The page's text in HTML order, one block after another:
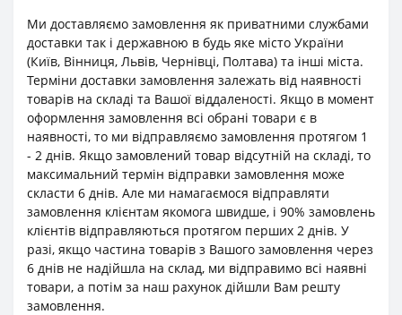
Ми доставляємо замовлення як приватними службами
доставки так і державною в будь яке місто України
(Київ, Вінниця, Львів, Чернівці, Полтава) та інші міста.
Терміни доставки замовлення залежать від наявності
товарів на складі та Вашої віддаленості. Якщо в момент
оформлення замовлення всі обрані товари є в
наявності, то ми відправляємо замовлення протягом 1
- 2 днів. Якщо замовлений товар відсутній на складі, то
максимальний термін відправки замовлення може
скласти 6 днів. Але ми намагаємося відправляти
замовлення клієнтам якомога швидше, і 90% замовлень
клієнтів відправляються протягом перших 2 днів. У
разі, якщо частина товарів з Вашого замовлення через
6 днів не надійшла на склад, ми відправимо всі наявні
товари, а потім за наш рахунок дійшли Вам решту
замовлення.